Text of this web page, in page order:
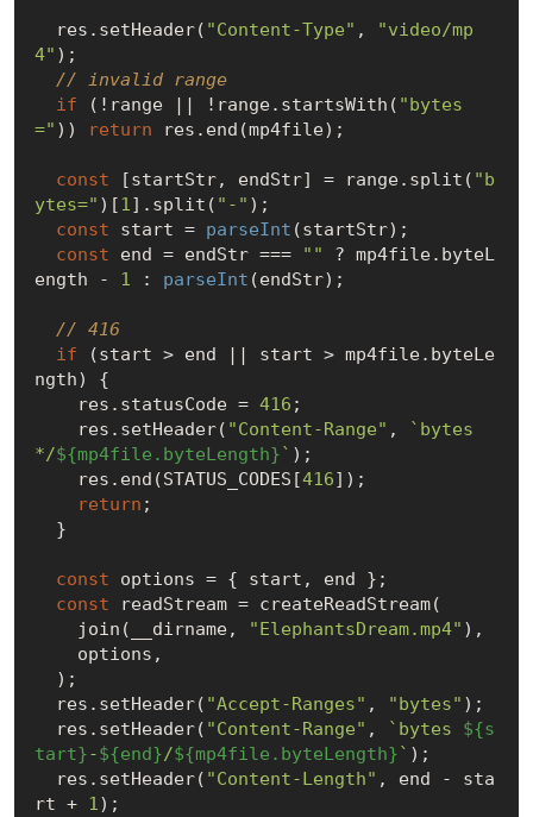
  res.setHeader(
"Content-Type" ,
"video/mp
4" );
// invalid range
if (!range || !range.startsWith( "bytes
=" )) return res.end(mp4file);
const [startStr, endStr] = range.split( "b
ytes=" )[1].split( "-" );
const start = parseInt (startStr);
const end = endStr === "" ? mp4file.byteL
ength - 1 : parseInt (endStr);
// 416
if (start > end || start > mp4file.byteLe
ngth) {
    res.statusCode =
416 ;
    res.setHeader(
"Content-Range" ,
`bytes
*/${mp4file.byteLength}` );
    res.end(STATUS_CODES[
416]);
return ;
const options = { start, end };
const readStream = createReadStream(
    join(__dirname,
"ElephantsDream.mp4" ),
  res.setHeader(
"Accept-Ranges" , "bytes" );
  res.setHeader(
"Content-Range" , `bytes ${s
tart}-${end}/${mp4file.byteLength}` );
  res.setHeader(
"Content-Length" , end - sta
rt + 1);